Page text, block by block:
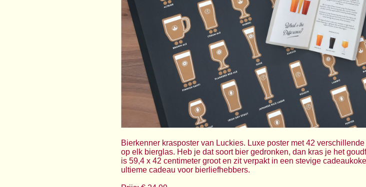
Bierkenner krasposter van Luckies. Luxe poster met 42
op elk bierglas. Heb je dat soort bier gedronken, dan kras je het
is 59,4 x 42 centimeter groot en zit verpakt in een stevige
ultieme cadeau voor bierliefhebbers.